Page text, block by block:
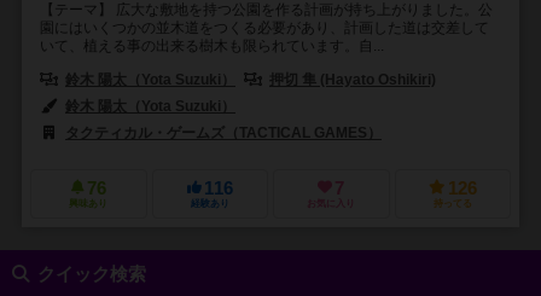
【テーマ】 広大な敷地を持つ公園を作る計画が持ち上がりました。公
園にはいくつかの並木道をつくる必要があり、計画した道は交差して
いて、植える事の出来る樹木も限られています。自...
鈴木 陽太（Yota Suzuki）
押切 隼 (Hayato Oshikiri)
鈴木 陽太（Yota Suzuki）
タクティカル・ゲームズ（TACTICAL GAMES）
76
興味あり
116
経験あり
7
お気に入り
126
持ってる
クイック検索